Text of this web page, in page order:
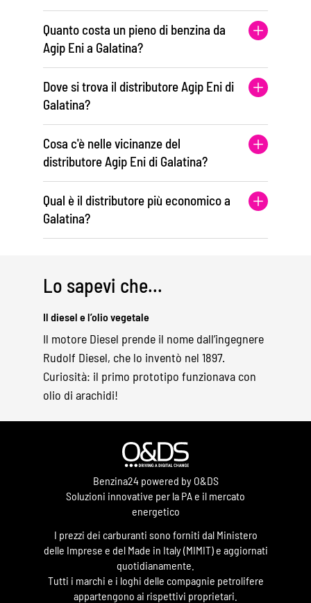
Quanto costa un pieno di benzina da
Agip Eni a Galatina?
Dove si trova il distributore Agip Eni di
Galatina?
Cosa c'è nelle vicinanze del
distributore Agip Eni di Galatina?
Qual è il distributore più economico a
Galatina?
Lo sapevi che...
Il diesel e l’olio vegetale
Il motore Diesel prende il nome dall’ingegnere
Rudolf Diesel, che lo inventò nel 1897.
Curiosità: il primo prototipo funzionava con
olio di arachidi!
Benzina24 powered by O&DS
Soluzioni innovative per la PA e il mercato
energetico
I prezzi dei carburanti sono forniti dal Ministero
delle Imprese e del Made in Italy (MIMIT) e aggiornati
quotidianamente.
Tutti i marchi e i loghi delle compagnie petrolifere
appartengono ai rispettivi proprietari.